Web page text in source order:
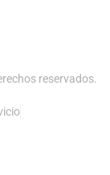
reservados.